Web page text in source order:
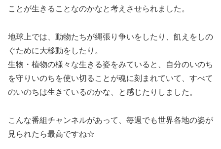
ことが生きることなのかなと考えさせられました。
地球上では、動物たちが縄張り争いをしたり、飢えをしの
ぐために大移動をしたり。
生物・植物の様々な生きる姿をみていると、自分のいのち
を守りいのちを使い切ることが魂に刻まれていて、すべて
のいのちは生きているのかな、と感じたりしました。
こんな番組チャンネルがあって、毎週でも世界各地の姿が
見られたら最高ですね☆